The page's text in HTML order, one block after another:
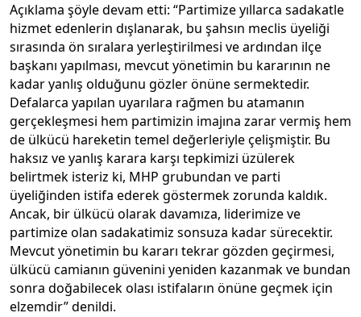
Açıklama şöyle devam etti: “Partimize yıllarca sadakatle
hizmet edenlerin dışlanarak, bu şahsın meclis üyeliği
sırasında ön sıralara yerleştirilmesi ve ardından ilçe
başkanı yapılması, mevcut yönetimin bu kararının ne
kadar yanlış olduğunu gözler önüne sermektedir.
Defalarca yapılan uyarılara rağmen bu atamanın
gerçekleşmesi hem partimizin imajına zarar vermiş hem
de ülkücü hareketin temel değerleriyle çelişmiştir. Bu
haksız ve yanlış karara karşı tepkimizi üzülerek
belirtmek isteriz ki, MHP grubundan ve parti
üyeliğinden istifa ederek göstermek zorunda kaldık.
Ancak, bir ülkücü olarak davamıza, liderimize ve
partimize olan sadakatimiz sonsuza kadar sürecektir.
Mevcut yönetimin bu kararı tekrar gözden geçirmesi,
ülkücü camianın güvenini yeniden kazanmak ve bundan
sonra doğabilecek olası istifaların önüne geçmek için
elzemdir” denildi.